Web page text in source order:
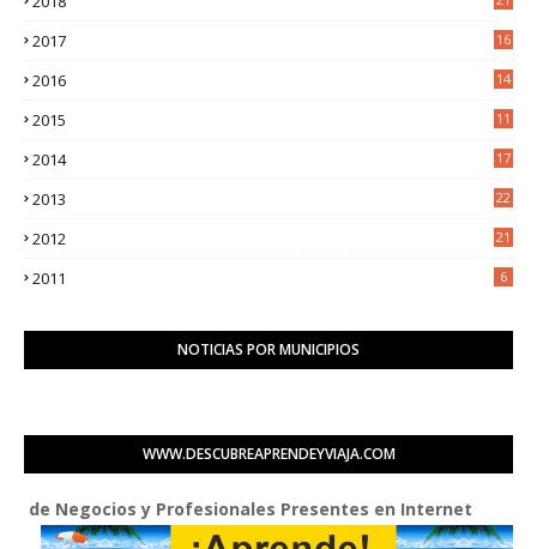
2017
16
2016
14
2015
11
2014
17
2013
22
2012
21
2011 6
NOTICIAS POR MUNICIPIOS
WWW.DESCUBREAPRENDEYVIAJA.COM
y Profesionales Presentes en Internet